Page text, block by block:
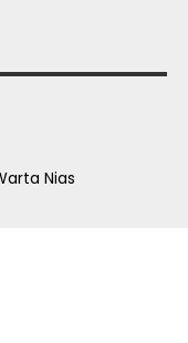
Nias